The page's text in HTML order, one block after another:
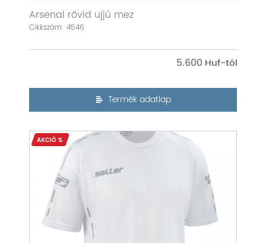
Arsenal rövid ujjú mez
Cikkszám: 4546
5.600
Termék adatlap